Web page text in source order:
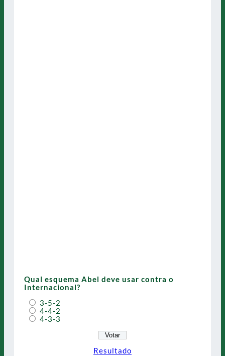
Qual esquema Abel deve usar contra o
Internacional?
3-5-2
4-4-2
4-3-3
Resultado